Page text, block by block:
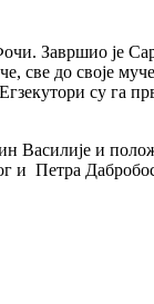
је
све до своје
су га
Василије и
и Петра